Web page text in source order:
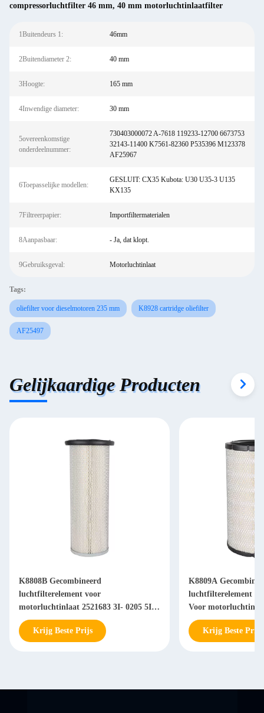
compressorluchtfilter 46 mm, 40 mm motorluchtinlaatfilter
1Buitendeurs 1: 46mm
2Buitendiameter 2: 40 mm
3Hoogte: 165 mm
4Inwendige diameter: 30 mm
5overeenkomstige
onderdeelnummer:
730403000072 A-7618 119233-12700 6673753
32143-11400 K7561-82360 P535396 M123378
AF25967
6Toepasselijke modellen:
GESLUIT: CX35 Kubota: U30 U35-3 U135
KX135
7Filtreerpapier: Importfiltermaterialen
8Aanpasbaar: - Ja, dat klopt.
9Gebruiksgeval: Motorluchtinlaat
Tags:
oliefilter voor dieselmotoren 235 mm K8928 cartridge oliefilter
AF25497
Gelijkaardige Producten
K8808B Gecombineerd
luchtfilterelement voor
motorluchtinlaat 2521683 3I- 0205 5I-
5208
Krijg Beste Prijs
K8809A
luchtfilterelement
Voor
Krijg Beste Prijs